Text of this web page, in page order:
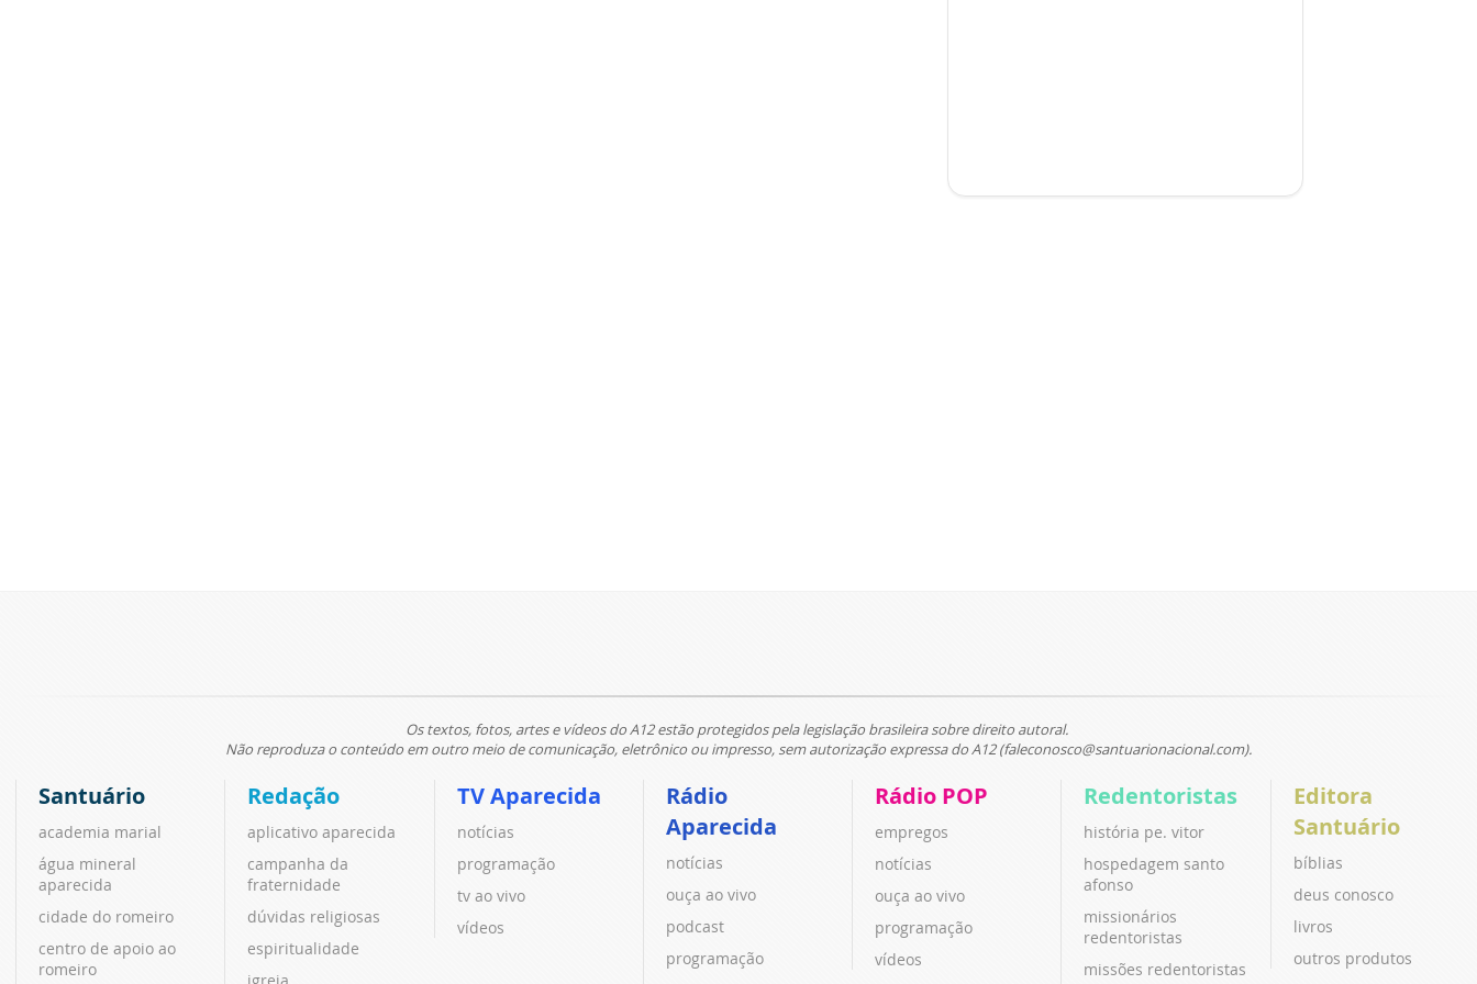
Os textos, fotos, artes e vídeos do A12 estão protegidos pela legislação brasileira sobre direito autoral.
Não reproduza o conteúdo em outro meio de comunicação, eletrônico ou impresso, sem autorização expressa do A12 (faleconosco@santuarionacional.com).
Santuário
academia marial
água mineral
aparecida
cidade do romeiro
centro de apoio ao
romeiro
Redação
aplicativo aparecida
campanha da
fraternidade
dúvidas religiosas
espiritualidade
igreja
TV Aparecida
notícias
programação
tv ao vivo
vídeos
Rádio
Aparecida
notícias
ouça ao vivo
podcast
programação
Rádio POP
empregos
notícias
ouça ao vivo
programação
vídeos
Redentoristas
história pe. vitor
hospedagem santo
afonso
missionários
redentoristas
missões redentoristas
Editora
Santuário
bíblias
deus conosco
livros
outros produtos